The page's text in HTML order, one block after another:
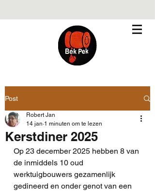
Post
Kerstdiner 2025
Robert Jan
14 jan 1 minuten om te lezen
Op 23 december 2025 hebben 8 van
de inmiddels 10 oud
werktuigbouwers gezamenlijk
gedineerd en onder genot van een